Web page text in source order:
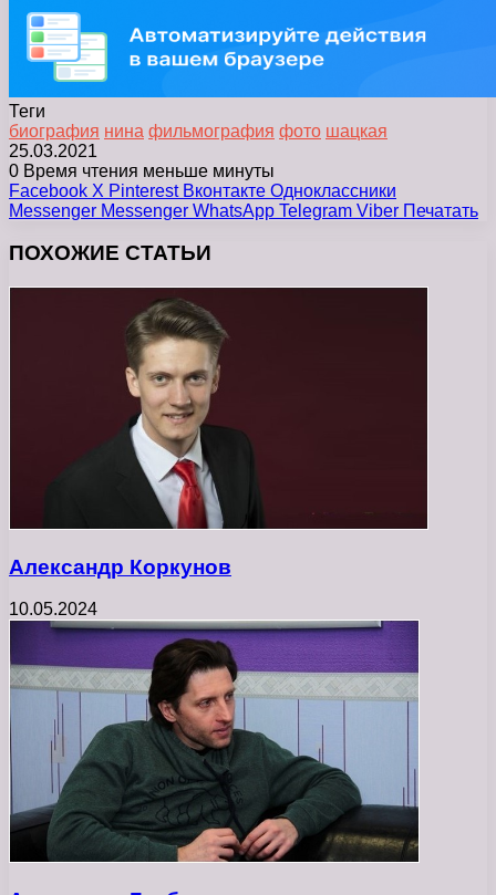
Теги
биография нина фильмография фото шацкая
25.03.2021
0 Время чтения меньше минуты
Facebook X Pinterest Вконтакте Одноклассники
Messenger Messenger WhatsApp Telegram Viber Печатать
ПОХОЖИЕ СТАТЬИ
Александр Коркунов
10.05.2024